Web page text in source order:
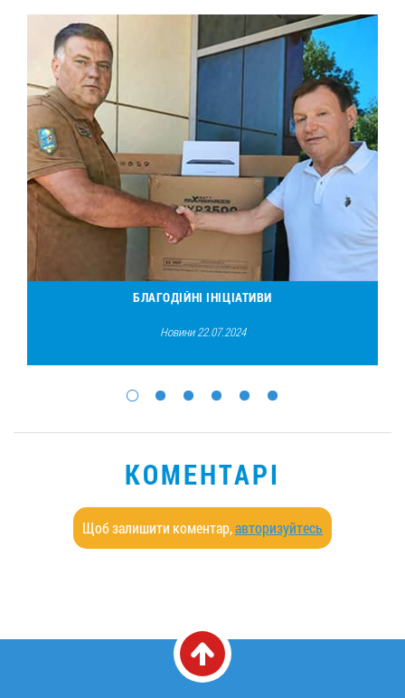
БЛАГОДІЙНІ ІНІЦІАТИВИ
Новини 22.07.2024
КОМЕНТАРІ
Щоб залишити коментар,авторизуйтесь